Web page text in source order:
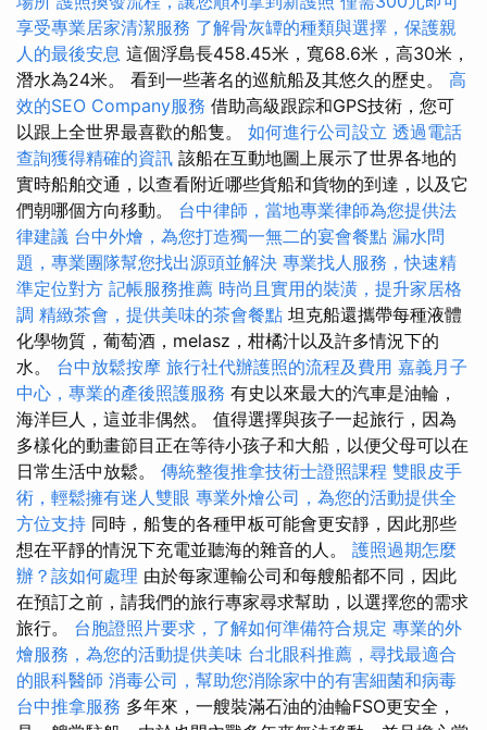
享受專業居家清潔服務 了解骨灰罈的種類與選擇，保護親
人的最後安息 這個浮島長458.45米，寬68.6米，高30米，
潛水為24米。 看到一些著名的巡航船及其悠久的歷史。 高
效的SEO Company服務 借助高級跟踪和GPS技術，您可
以跟上全世界最喜歡的船隻。 如何進行公司設立 透過電話
查詢獲得精確的資訊 該船在互動地圖上展示了世界各地的
實時船舶交通，以查看附近哪些貨船和貨物的到達，以及它
們朝哪個方向移動。 台中律師，當地專業律師為您提供法
律建議 台中外燴，為您打造獨一無二的宴會餐點 漏水問
題，專業團隊幫您找出源頭並解決 專業找人服務，快速精
準定位對方 記帳服務推薦 時尚且實用的裝潢，提升家居格
調 精緻茶會，提供美味的茶會餐點 坦克船還攜帶每種液體
化學物質，葡萄酒，melasz，柑橘汁以及許多情況下的
水。 台中放鬆按摩 旅行社代辦護照的流程及費用 嘉義月子
中心，專業的產後照護服務 有史以來最大的汽車是油輪，
海洋巨人，這並非偶然。 值得選擇與孩子一起旅行，因為
多樣化的動畫節目正在等待小孩子和大船，以便父母可以在
日常生活中放鬆。 傳統整復推拿技術士證照課程 雙眼皮手
術，輕鬆擁有迷人雙眼 專業外燴公司，為您的活動提供全
方位支持 同時，船隻的各種甲板可能會更安靜，因此那些
想在平靜的情況下充電並聽海的雜音的人。 護照過期怎麼
辦？該如何處理 由於每家運輸公司和每艘船都不同，因此
在預訂之前，請我們的旅行專家尋求幫助，以選擇您的需求
旅行。 台胞證照片要求，了解如何準備符合規定 專業的外
燴服務，為您的活動提供美味 台北眼科推薦，尋找最適合
的眼科醫師 消毒公司，幫助您消除家中的有害細菌和病毒
台中推拿服務 多年來，一艘裝滿石油的油輪FSO更安全，